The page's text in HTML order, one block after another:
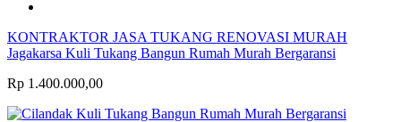
KONTRAKTOR JASA TUKANG RENOVASI MURAH
Jagakarsa Kuli Tukang Bangun Rumah Murah Bergaransi
Rp 1.400.000,00